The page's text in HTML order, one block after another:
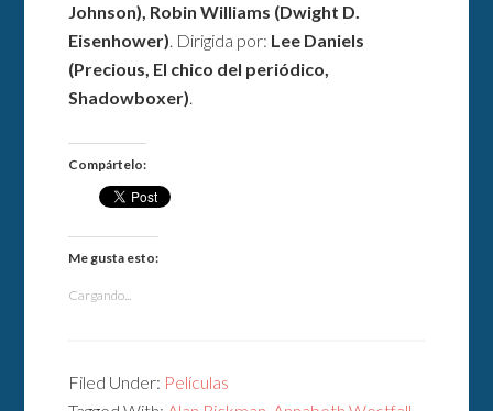
Johnson), Robin Williams (Dwight D.
Eisenhower). Dirigida por: Lee Daniels
(Precious, El chico del periódico,
Shadowboxer).
Compártelo:
Me gusta esto:
Cargando...
Filed Under: Películas